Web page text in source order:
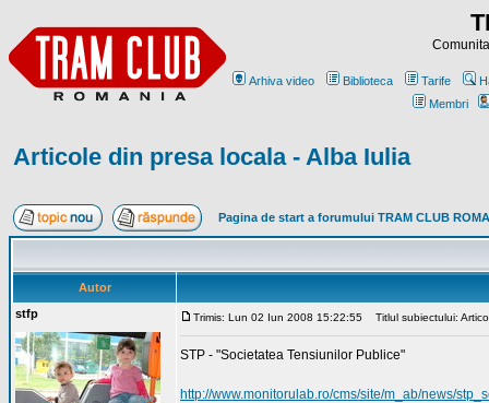
Arhiva video Biblioteca Tarife
Membri
Articole din presa locala - Alba Iulia
Pagina de start a forumului TRAM CLUB
Autor
stfp
Trimis: Lun 02 Iun 2008 15:22:55 Titlul subiectului:
STP - "Societatea Tensiunilor Publice"
http://www.monitorulab.ro/cms/site/m_ab/news/